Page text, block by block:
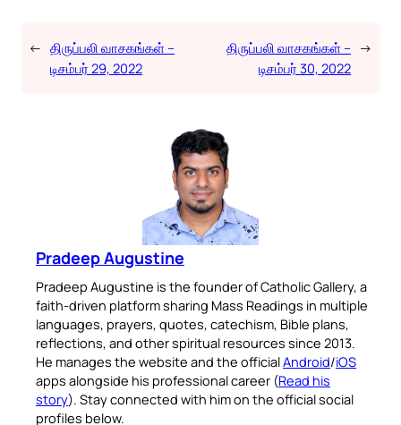
← திருப்பலி வாசகங்கள் –
டிசம்பர் 29, 2022
திருப்பலி வாசகங்கள் –
டிசம்பர் 30, 2022
→
Pradeep Augustine
Pradeep Augustine is the founder of Catholic Gallery, a
faith-driven platform sharing Mass Readings in multiple
languages, prayers, quotes, catechism, Bible plans,
reflections, and other spiritual resources since 2013.
He manages the website and the officialAndroid/iOS
apps alongside his professional career (Read his
story). Stay connected with him on the official social
profiles below.